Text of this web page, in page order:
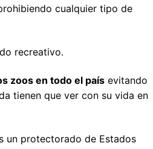
cualquier tipo de
recreativo.
zoos en todo el país evitando
tienen que ver con su vida en
un protectorado de Estados